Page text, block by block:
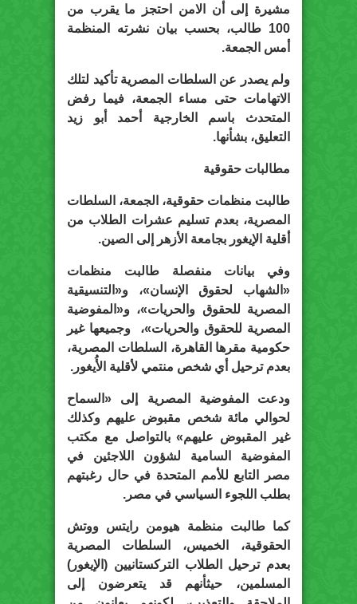
مشيرة إلى أن الامن احتجز ما يقرب من
100 طالب، بحسب بيان نشرته المنظمة
أمس الجمعة.
ولم يصدر عن السلطات المصرية تأكيد لتلك
الاتهامات حتى مساء الجمعة، فيما رفض
المتحدث باسم الخارجية أحمد أبو زيد
التعليق، بشأنها.
مطالبات حقوقية
طالبت منظمات حقوقية، الجمعة، السلطات
المصرية، بعدم تسليم عشرات الطلاب من
أقلية الإيغور بجامعة الأزهر إلى الصين.
وفي بيانات منفصلة طالبت منظمات
«الشهاب لحقوق الإنسان»، و«التنسيقية
المصرية للحقوق والحريات»، و«المفوضية
المصرية للحقوق والحريات»، وجميعها غير
حكومية مقرها القاهرة، السلطات المصرية،
بعدم ترحيل أي شخص منتمي لأقلية الأُيغور.
ودعت المفوضية المصرية إلى «السماح
لحوالي مائة شخص مقبوض عليهم وكذلك
غير المقبوض عليهم» بالتواصل مع مكتب
المفوضية السامية لشؤون اللاجئين في
مصر التابع للأمم المتحدة في حال رغبتهم
بطلب اللجوء السياسي في مصر.
كما طالبت منظمة هيومن رايتس ووتش
الحقوقية، الخميس، السلطات المصرية
بعدم ترحيل الطلاب التركستانيين (الإيغور)
المسلمين، حيثأنهم قد يتعرضون إلى